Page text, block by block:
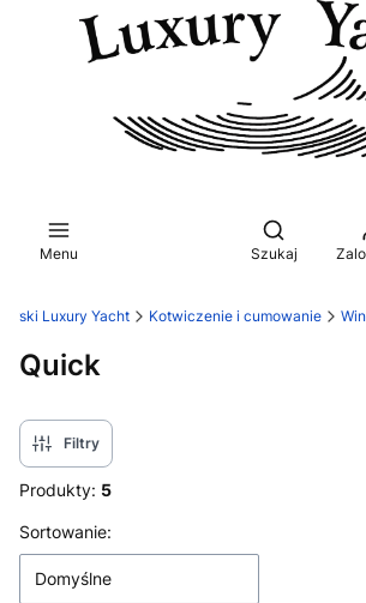
Menu
Otwórz
Szukaj
Luxury Yacht Kotwiczenie i cumowanie
Quick
Filtry
Produkty: 5
Lista produktów
Sortowanie:
Domyślne